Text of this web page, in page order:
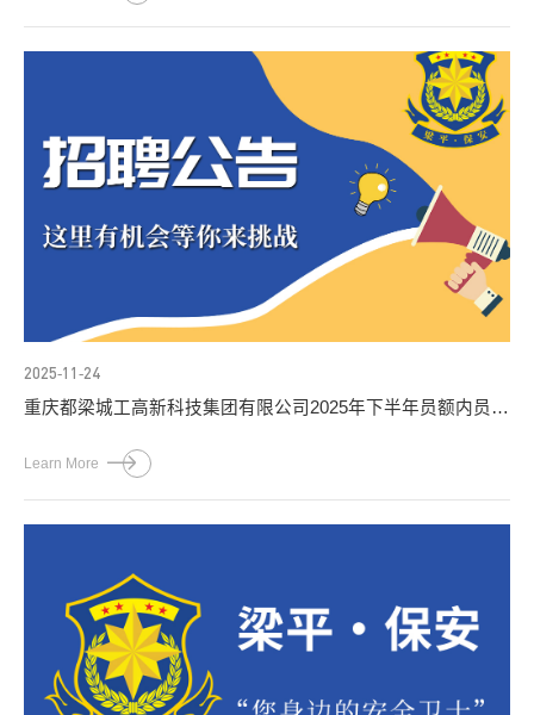
2025-11-24
重庆都梁城工高新科技集团有限公司2025年下半年员额内员工
Learn More